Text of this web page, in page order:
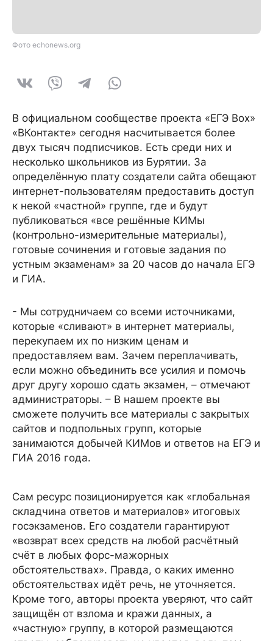
Фото echonews.org
В официальном сообществе проекта «ЕГЭ Box»
«ВКонтакте» сегодня насчитывается более
двух тысяч подписчиков. Есть среди них и
несколько школьников из Бурятии. За
определённую плату создатели сайта обещают
интернет-пользователям предоставить доступ
к некой «частной» группе, где и будут
публиковаться «все решённые КИМы
(контрольно-измерительные материалы),
готовые сочинения и готовые задания по
устным экзаменам» за 20 часов до начала ЕГЭ
и ГИА.
- Мы сотрудничаем со всеми источниками,
которые «сливают» в интернет материалы,
перекупаем их по низким ценам и
предоставляем вам. Зачем переплачивать,
если можно объединить все усилия и помочь
друг другу хорошо сдать экзамен, – отмечают
администраторы. – В нашем проекте вы
сможете получить все материалы с закрытых
сайтов и подпольных групп, которые
занимаются добычей КИМов и ответов на ЕГЭ и
ГИА 2016 года.
Сам ресурс позиционируется как «глобальная
складчина ответов и материалов» итоговых
госэкзаменов. Его создатели гарантируют
«возврат всех средств на любой расчётный
счёт в любых форс-мажорных
обстоятельствах». Правда, о каких именно
обстоятельствах идёт речь, не уточняется.
Кроме того, авторы проекта уверяют, что сайт
защищён от взлома и кражи данных, а
«частную» группу, в которой размещаются